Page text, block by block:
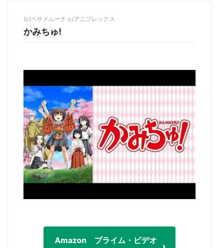
(c)ベサメムーチョ/アニプレックス
かみちゅ!
Amazon プライム・ビデオ